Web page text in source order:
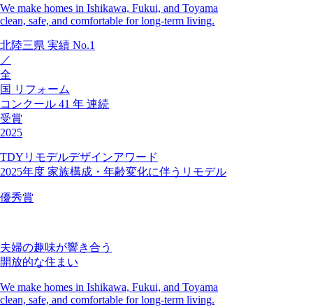
We make homes in Ishikawa, Fukui, and Toyama
clean, safe, and comfortable for long-term living.
北陸三県 実績 No.1
／
全
国 リフォーム
コンクール 41 年 連続
受賞
2025
TDYリモデルデザインアワード
2025年度 家族構成・年齢変化に伴うリモデル
優秀賞
夫婦の趣味が響き合う
開放的な住まい
We make homes in Ishikawa, Fukui, and Toyama
clean, safe, and comfortable for long-term living.